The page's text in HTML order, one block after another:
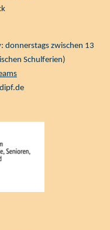
donnerstags zwischen 13
Schulferien)